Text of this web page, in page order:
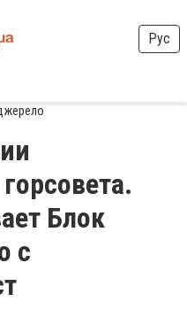
Рус
Блок
с